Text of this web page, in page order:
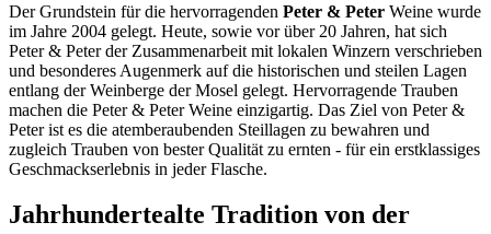
Der Grundstein für die hervorragenden Peter & Peter Weine wurde
im Jahre 2004 gelegt. Heute, sowie vor über 20 Jahren, hat sich
Peter & Peter der Zusammenarbeit mit lokalen Winzern verschrieben
und besonderes Augenmerk auf die historischen und steilen Lagen
entlang der Weinberge der Mosel gelegt. Hervorragende Trauben
machen die Peter & Peter Weine einzigartig. Das Ziel von Peter &
Peter ist es die atemberaubenden Steillagen zu bewahren und
zugleich Trauben von bester Qualität zu ernten - für ein erstklassiges
Geschmackserlebnis in jeder Flasche.
Jahrhundertealte Tradition von der